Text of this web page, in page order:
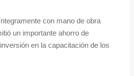
con mano de obra
un importante ahorro de
en la capacitación de los